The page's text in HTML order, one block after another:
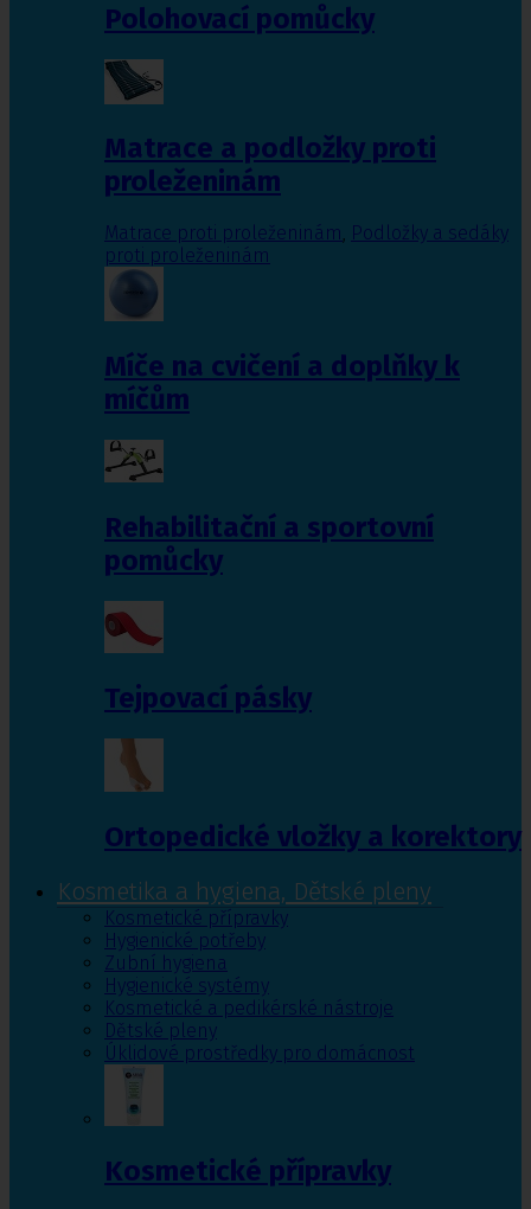
Polohovací pomůcky
Matrace a podložky proti
proleženinám
Matrace proti proleženinám, Podložky a sedáky
proti proleženinám
Míče na cvičení a doplňky k
míčům
Rehabilitační a sportovní
pomůcky
Tejpovací pásky
Ortopedické vložky a korektory
Kosmetika a hygiena, Dětské pleny
Kosmetické přípravky
Hygienické potřeby
Zubní hygiena
Hygienické systémy
Kosmetické a pedikérské nástroje
Dětské pleny
Úklidové prostředky pro domácnost
Kosmetické přípravky